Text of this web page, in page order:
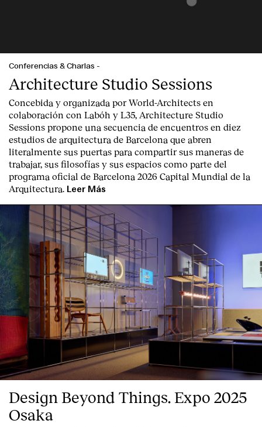
Conferencias & Charlas -
Architecture Studio Sessions
Concebida y organizada por World-Architects en
colaboración con Labóh y L35, Architecture Studio
Sessions propone una secuencia de encuentros en diez
estudios de arquitectura de Barcelona que abren
literalmente sus puertas para compartir sus maneras de
trabajar, sus filosofías y sus espacios como parte del
programa oficial de Barcelona 2026 Capital Mundial de la
Arquitectura. Leer Más
Design Beyond Things. Expo 2025
Osaka